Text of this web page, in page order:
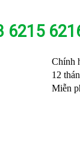
6215
Chính
12
Miễn